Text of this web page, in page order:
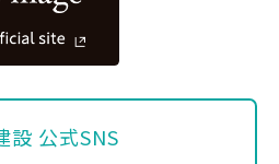
設 公式SNS